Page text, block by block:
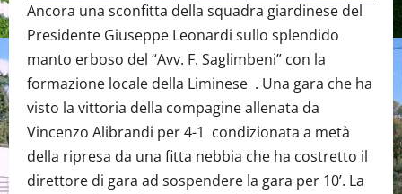
Ancora una sconfitta della squadra giardinese del
Presidente Giuseppe Leonardi sullo splendido
manto erboso del “Avv. F. Saglimbeni” con la
formazione locale della Liminese . Una gara che ha
visto la vittoria della compagine allenata da
Vincenzo Alibrandi per 4-1 condizionata a metà
della ripresa da una fitta nebbia che ha costretto il
direttore di gara ad sospendere la gara per 10’. La